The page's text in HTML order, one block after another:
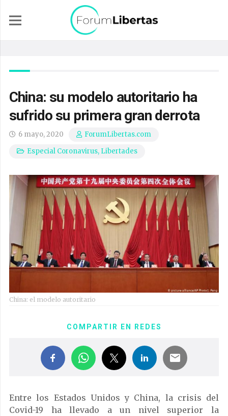
China: su modelo autoritario ha
sufrido su primera gran derrota
6 mayo, 2020
ForumLibertas.com
Especial Coronavirus, Libertades
China: el modelo autoritario
COMPARTIR EN REDES
Entre los Estados Unidos y China, la crisis del
Covid-19 ha llevado a un nivel superior la